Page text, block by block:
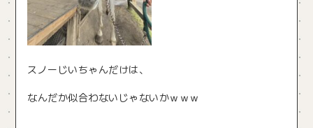
スノーじいちゃんだけは、
なんだか似合わないじゃないかｗｗｗ